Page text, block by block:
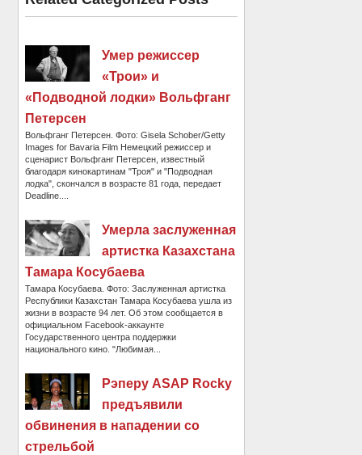
Умер режиссер
«Трои» и
«Подводной лодки» Вольфганг
Петерсен
Вольфганг Петерсен. Фото: Gisela Schober/Getty
Images for Bavaria Film Немецкий режиссер и
сценарист Вольфганг Петерсен, известный
благодаря кинокартинам "Троя" и "Подводная
лодка", скончался в возрасте 81 года, передает
Deadline....
Умерла заслуженная
артистка Казахстана
Тамара Косубаева
Тамара Косубаева. Фото: Заслуженная артистка
Республики Казахстан Тамара Косубаева ушла из
жизни в возрасте 94 лет. Об этом сообщается в
официальном Facebook-аккаунте
Государственного центра поддержки
национального кино. "Любимая...
Рэперу ASAP Rocky
предъявили
обвинения в нападении со
стрельбой